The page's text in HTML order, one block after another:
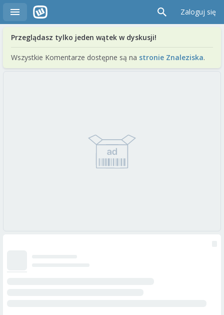
Zaloguj się
Przeglądasz tylko jeden wątek w dyskusji!
Wszystkie Komentarze dostępne są na stronie Znaleziska.